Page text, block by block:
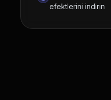
efektlerini indirin